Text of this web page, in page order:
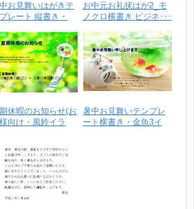
お見舞いはがきテ
レート 縦書き・
お中元お礼状はが2_モ
ノクロ横書き ビジネ･･･
休暇のお知らせ(お
向け・風鈴イラ
暑中お見舞いテンプレ
ート横書き・金魚3イ